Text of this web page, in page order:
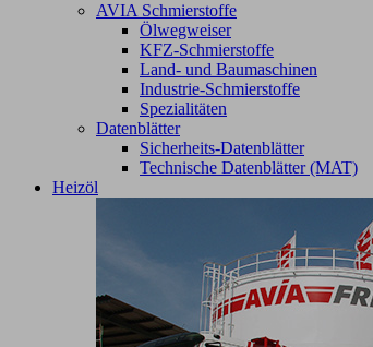
AVIA Schmierstoffe
Ölwegweiser
KFZ-Schmierstoffe
Land- und Baumaschinen
Industrie-Schmierstoffe
Spezialitäten
Datenblätter
Sicherheits-Datenblätter
Technische Datenblätter (MAT)
Heizöl